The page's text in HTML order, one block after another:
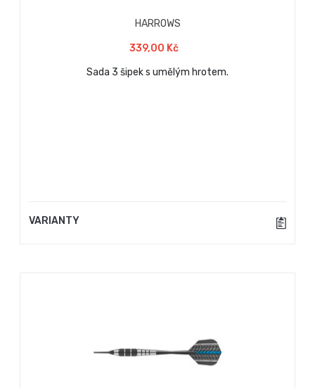
HARROWS
339,00 Kč
Sada 3 šipek s umělým hrotem.
VARIANTY